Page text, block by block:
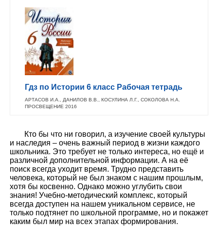
Гдз по Истории 6 класс Рабочая тетрадь
АРТАСОВ И.А., ДАНИЛОВ В.В., КОСУЛИНА Л.Г., СОКОЛОВА Н.А.
ПРОСВЕЩЕНИЕ 2016
Кто бы что ни говорил, а изучение своей культуры
и наследия – очень важный период в жизни каждого
школьника. Это требует не только интереса, но ещё и
различной дополнительной информации. А на её
поиск всегда уходит время. Трудно представить
человека, который не был знаком с нашим прошлым,
хотя бы косвенно. Однако можно углубить свои
знания! Учебно-методический комплекс, который
всегда доступен на нашем уникальном сервисе, не
только подтянет по школьной программе, но и покажет
каким был мир на всех этапах формирования.